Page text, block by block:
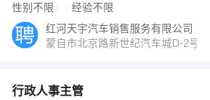
性别不限 经验不限
红河天宇汽车销售服务有限公司
蒙自市北京路新世纪汽车城D-2号
行政人事主管